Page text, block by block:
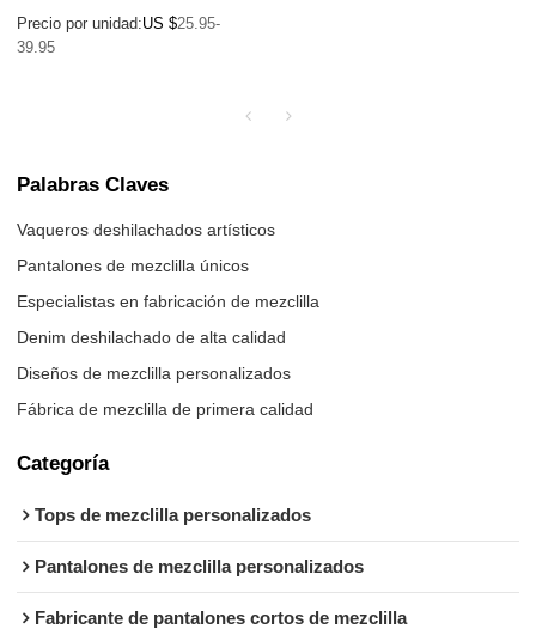
Precio por unidad:US $25.95-
39.95
Palabras Claves
Vaqueros deshilachados artísticos
Pantalones de mezclilla únicos
Especialistas en fabricación de mezclilla
Denim deshilachado de alta calidad
Diseños de mezclilla personalizados
Fábrica de mezclilla de primera calidad
Categoría
Tops de mezclilla personalizados
Pantalones de mezclilla personalizados
Fabricante de pantalones cortos de mezclilla